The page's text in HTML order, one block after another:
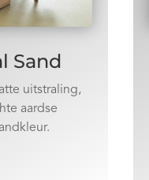
Sand
uitstraling,
aardse